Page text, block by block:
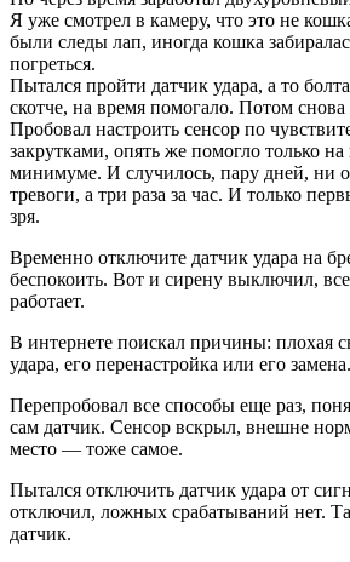
Я уже смотрел в камеру, что это не
были следы лап, иногда кошка
погреться.
Пытался пройти датчик удара, а то
скотче, на время помогало. Потом снова
Пробовал настроить сенсор по
закрутками, опять же помогло только
минимуме. И случилось, пару дней, ни
тревоги, а три раза за час. И только
зря.
Временно отключите датчик удара на
беспокоить. Вот и сирену выключил, все
работает.
В интернете поискал причины: плохая
удара, его перенастройка или его замена.
Перепробовал все способы еще раз,
сам датчик. Сенсор вскрыл, внешне
место — тоже самое.
Пытался отключить датчик удара от
отключил, ложных срабатываний нет.
датчик.